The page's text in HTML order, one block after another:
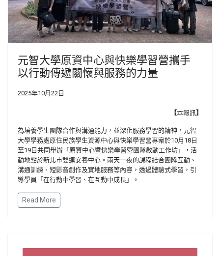
元智大學原資中心與快樂學習營攜手
以行動傳遞關懷與服務的力量
2025年10月22日
【本報訊 】
為培養學生團隊合作與溝通能力，並深化服務學習的精神，元智
大學學務處原住民族學生資源中心與快樂學習營專案於10月18日
至19日共同舉辦「原資中心暨快樂學習營團隊啟動工作坊」，活
動地點於新北市雙連安養中心。兩天一夜的課程結合團隊互動、
溝通訓練、短影音創作及實地服務等內容，透過體驗式學習，引
導學員「在行動中學習、在互動中成長」。
Read More